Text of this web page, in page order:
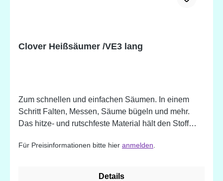
Clover Heißsäumer /VE3 lang
Zum schnellen und einfachen Säumen. In einem
Schritt Falten, Messen, Säume bügeln und mehr.
Das hitze- und rutschfeste Material hält den Stoff
Säume und Briefecken.
Für Preisinformationen bitte hier anmelden
Details